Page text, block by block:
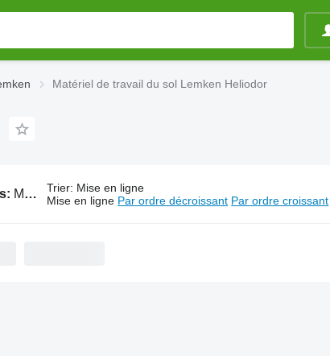
Matériel de travail du sol Lemken Heliodor
Matériel de travail du sol Lemken Heliodor Trier: Mise en ligne
Mise en ligne Par ordre décroissant Par ordre croissant